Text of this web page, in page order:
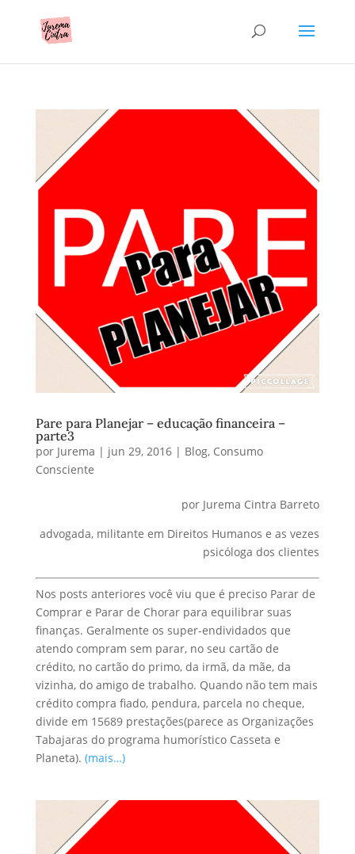
Pare para Planejar – educação financeira –
parte3
por Jurema | jun 29, 2016| Blog, Consumo
Consciente
por Jurema Cintra Barreto
advogada, militante em Direitos Humanos e as vezes
psicóloga dos clientes
Nos posts anteriores você viu que é preciso Parar de
Comprar e Parar de Chorar para equilibrar suas
finanças. Geralmente os super-endividados que
atendo compram sem parar, no seu cartão de
crédito, no cartão do primo, da irmã, da mãe, da
vizinha, do amigo de trabalho. Quando não tem mais
crédito compra fiado, pendura, parcela no cheque,
divide em 15689 prestações(parece as Organizações
Tabajaras do programa humorístico Casseta e
Planeta). (mais…)